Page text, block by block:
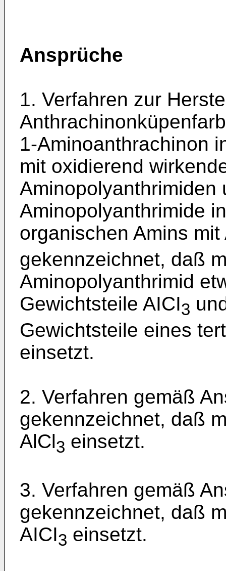
Ansprüche
1. Verfahren zur
1-Aminoanthrachinon
mit oxidierend
Aminopolyanthrimiden
Aminopolyanthrimide
organischen Amins mit
gekennzeichnet, daß
Aminopolyanthrimid
Gewichtsteile AICI3
Gewichtsteile eines
einsetzt.
2. Verfahren gemäß
gekennzeichnet, daß
AlCl3 einsetzt.
3. Verfahren gemäß
gekennzeichnet, daß
AICI3 einsetzt.